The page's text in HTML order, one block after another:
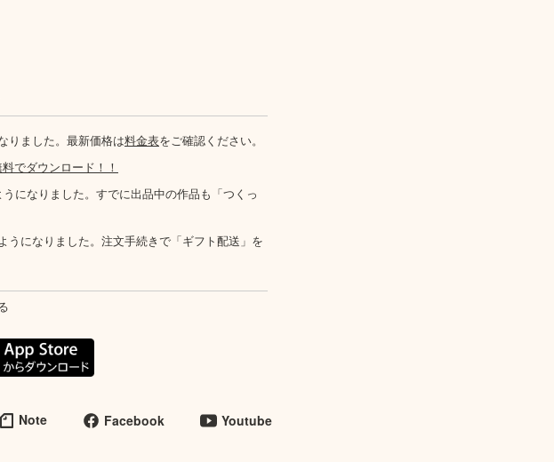
りました。最新価格は料金表をご確認ください。
でダウンロード！！
になりました。すでに出品中の作品も「つくっ
になりました。注文手続きで「ギフト配送」を
Note Facebook Youtube